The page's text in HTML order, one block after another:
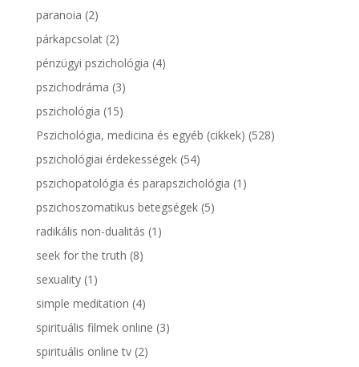
paranoia (2)
párkapcsolat(2)
pénzügyi pszichológia (4)
pszichodráma (3)
pszichológia (15)
Pszichológia, medicina és egyéb (cikkek) (528)
pszichológiai érdekességek(54)
pszichopatológia és parapszichológia (1)
pszichoszomatikus betegségek(5)
radikális non-dualitás (1)
seek for the truth (8)
sexuality(1)
simple meditation (4)
spirituális filmek online (3)
spirituális online tv(2)